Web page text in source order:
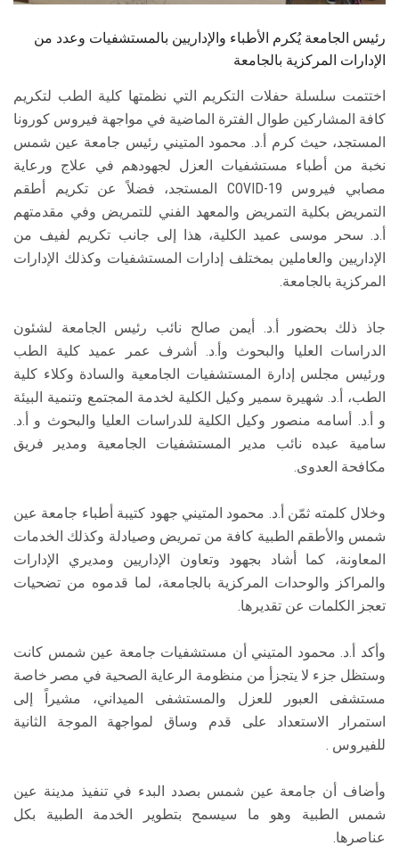
الزائـرون
سجل الان
رئيس الجامعة يُكرم الأطباء والإداريين بالمستشفيات وعدد من
الإدارات المركزية بالجامعة
اختتمت سلسلة حفلات التكريم التي نظمتها كلية الطب لتكريم
كافة المشاركين طوال الفترة الماضية في مواجهة فيروس كورونا
المستجد، حيث كرم أ.د. محمود المتيني رئيس جامعة عين شمس
نخبة من أطباء مستشفيات العزل لجهودهم في علاج ورعاية
مصابي فيروس COVID-19 المستجد، فضلاً عن تكريم أطقم
التمريض بكلية التمريض والمعهد الفني للتمريض وفي مقدمتهم
أ.د. سحر موسى عميد الكلية، هذا إلى جانب تكريم لفيف من
الإداريين والعاملين بمختلف إدارات المستشفيات وكذلك الإدارات
المركزية بالجامعة.
جاذ ذلك بحضور أ.د. أيمن صالح نائب رئيس الجامعة لشئون
الدراسات العليا والبحوث وأ.د. أشرف عمر عميد كلية الطب
ورئيس مجلس إدارة المستشفيات الجامعية والسادة وكلاء كلية
الطب، أ.د. شهيرة سمير وكيل الكلية لخدمة المجتمع وتنمية البيئة
و أ.د. أسامه منصور وكيل الكلية للدراسات العليا والبحوث و أ.د.
سامية عبده نائب مدير المستشفيات الجامعية ومدير فريق
مكافحة العدوى.
وخلال كلمته ثمّن أ.د. محمود المتيني جهود كتيبة أطباء جامعة عين
شمس والأطقم الطبية كافة من تمريض وصيادلة وكذلك الخدمات
المعاونة، كما أشاد بجهود وتعاون الإداريين ومديري الإدارات
والمراكز والوحدات المركزية بالجامعة، لما قدموه من تضحيات
تعجز الكلمات عن تقديرها.
وأكد أ.د. محمود المتيني أن مستشفيات جامعة عين شمس كانت
وستظل جزء لا يتجزأ من منظومة الرعاية الصحية في مصر خاصة
مستشفى العبور للعزل والمستشفى الميداني، مشيراً إلى
استمرار الاستعداد على قدم وساق لمواجهة الموجة الثانية
للفيروس .
وأضاف أن جامعة عين شمس بصدد البدء في تنفيذ مدينة عين
شمس الطبية وهو ما سيسمح بتطوير الخدمة الطبية بكل
عناصرها.